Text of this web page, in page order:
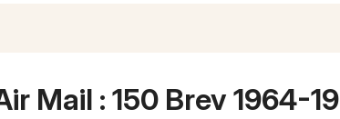
Mail : 150 Brev 1964-